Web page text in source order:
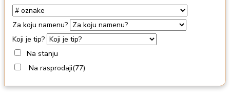
Za koju namenu?
Koji je tip?
Na stanju
Na rasprodaji(77)